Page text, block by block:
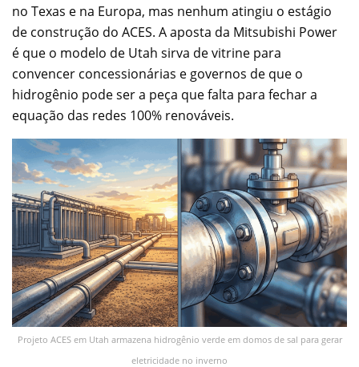
no Texas e na Europa, mas nenhum atingiu o estágio
de construção do ACES. A aposta da Mitsubishi Power
é que o modelo de Utah sirva de vitrine para
convencer concessionárias e governos de que o
hidrogênio pode ser a peça que falta para fechar a
equação das redes 100% renováveis.
Projeto ACES em Utah armazena hidrogênio verde em domos de sal para gerar
eletricidade no inverno